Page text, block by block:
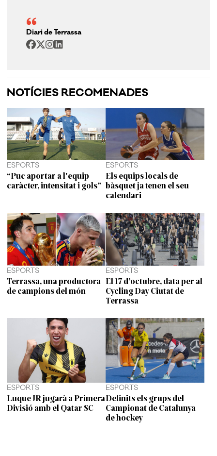
Diari de Terrassa
NOTÍCIES RECOMENADES
ESPORTS
“Puc aportar a l'equip
caràcter, intensitat i gols”
ESPORTS
Els equips locals de
bàsquet ja tenen el seu
calendari
ESPORTS
Terrassa, una productora
de campions del món
ESPORTS
El 17 d’octubre, data per al
Cycling Day Ciutat de
Terrassa
ESPORTS
Luque JR jugarà a Primera
Divisió amb el Qatar SC
ESPORTS
Definits els grups del
Campionat de Catalunya
de hockey